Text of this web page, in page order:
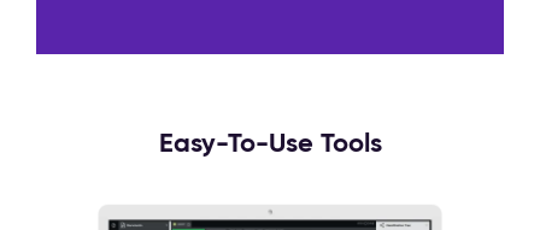
Easy-To-Use Tools